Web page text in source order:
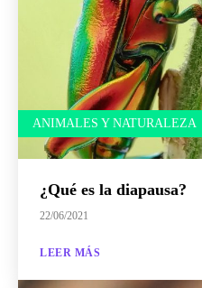
ANIMALES Y NATURALEZA
¿Qué es la diapausa?
22/06/2021
LEER MÁS